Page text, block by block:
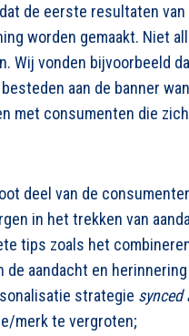
de eerste resultaten van
worden gemaakt. Niet
Wij vonden bijvoorbeeld
aan de banner
met consumenten die
deel van de
in het trekken van
tips zoals het
de aandacht en
strategie synced
merk te vergroten;